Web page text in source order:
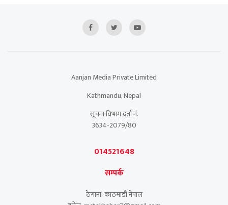
Aanjan Media Private Limited
Kathmandu, Nepal
सूचना विभाग दर्ता नं.
3634-2079/80
014521648
सम्पर्क
ठेगाना: काठमाडौं नेपाल